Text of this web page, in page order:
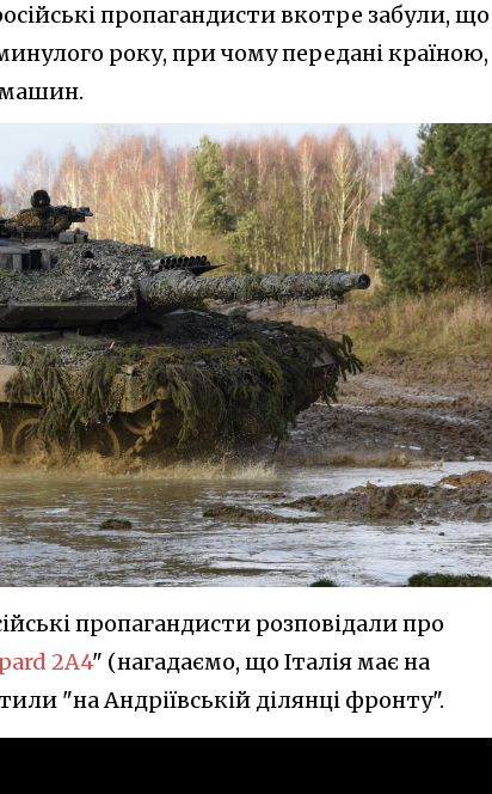
пропагандисти вкотре забули, що
року, при чому передані країною,
машин.
пропагандисти розповідали про
2A4" (нагадаємо, що Італія має на
"на Андріївській ділянці фронту".